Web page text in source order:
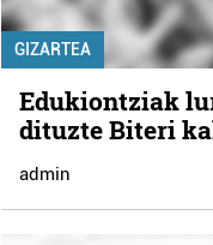
GIZARTEA
Edukiontziak
dituzte Biteri
admin